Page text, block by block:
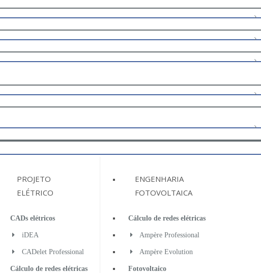
PROJETO
ELÉTRICO
CADs elétricos
iDEA
CADelet Professional
Cálculo de redes elétricas
ENGENHARIA
FOTOVOLTAICA
Cálculo de redes elétricas
Ampère Professional
Ampère Evolution
Fotovoltaico